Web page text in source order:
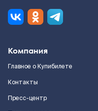
Компания
Главное о Купибилете
Контакты
Пресс-центр